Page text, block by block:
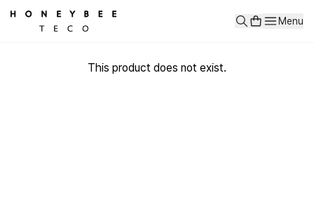
Menu
This product does not exist.